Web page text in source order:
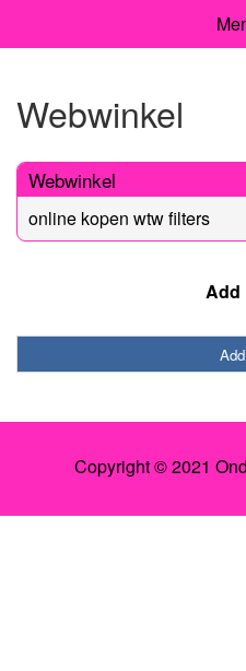
Webwinkel
Webwinkel
online kopen wtw filters
Add
Copyright © 2021